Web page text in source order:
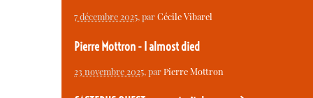
7 décembre 2025, parCécile Vibarel
Pierre Mottron - I almost died
23 novembre 2025, parPierre Mottron